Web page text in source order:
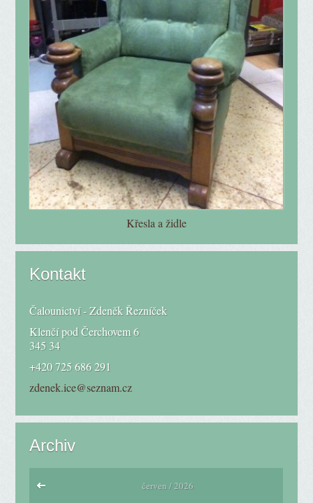
Křesla a židle
Kontakt
Čalounictví - Zdeněk Řezníček
Klenčí pod Čerchovem 6
345 34
+420 725 686 291
zdenek.ice@seznam.cz
Archiv
červen / 2026